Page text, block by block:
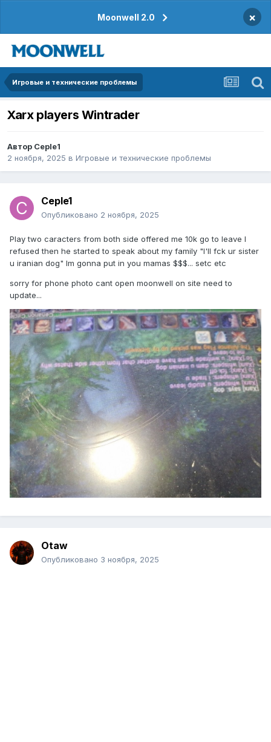
Moonwell 2.0 ×
Игровые и технические проблемы
Xarx players Wintrader
Автор Ceple1
2 ноября, 2025 в Игровые и технические проблемы
Ceple1
Опубликовано 2 ноября, 2025
Play two caracters from both side offered me 10k go to leave I
refused then he started to speak about my family "I'll fck ur sister
u iranian dog" Im gonna put in you mamas $$$... setc etc
sorry for phone photo cant open moonwell on site need to
update...
Otaw
Опубликовано 3 ноября, 2025